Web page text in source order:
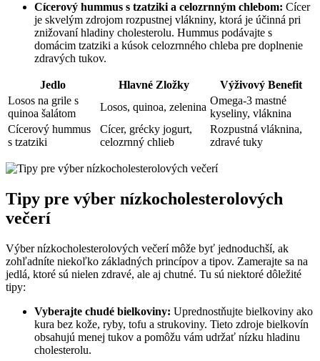
Cícerový ‌hummus s tzatziki a celozrnným chlebom: ⁣Cícer
je skvelým⁣ zdrojom rozpustnej vlákniny, ktorá je účinná pri
‌znižovaní hladiny cholesterolu. Hummus podávajte ⁢s
domácim tzatziki a‌ kúsok celozrnného chleba pre‍ doplnenie⁤
zdravých tukov.
Jedlo Hlavné Zložky
Výživový⁤ Benefit
Losos na grile s
quinoa šalátom
Losos, quinoa, ⁣zelenina
Omega-3‍ mastné
kyseliny, vláknina
Cícerový hummus‍
s tzatziki
Cícer, grécky jogurt,
celozrnný chlieb
Rozpustná vláknina,
zdravé tuky
Tipy pre výber nízkocholesterolových⁢
večerí
Výber nízkocholesterolových večerí môže byť jednoduchší, ak
zohľadníte niekoľko základných princípov a tipov. Zamerajte ‍sa na
jedlá, ktoré sú nielen zdravé, ale aj chutné. Tu sú niektoré dôležité
tipy:
Vyberajte⁤ chudé bielkoviny: Uprednostňujte​ bielkoviny⁣ ako
kura bez kože, ‌ryby, ⁢tofu a‌ strukoviny.‌ Tieto ​zdroje bielkovín
obsahujú ​menej tukov a pomôžu vám udržať nízku ​hladinu
⁤cholesterolu.